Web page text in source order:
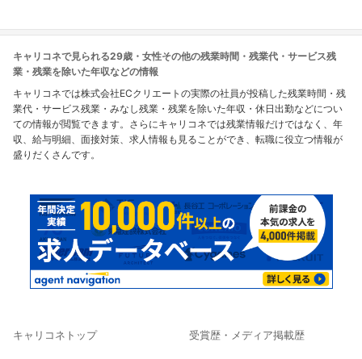
キャリコネで見られる29歳・女性その他の残業時間・残業代・サービス残
業・残業を除いた年収などの情報
キャリコネでは株式会社ECクリエートの実際の社員が投稿した残業時間・残
業代・サービス残業・みなし残業・残業を除いた年収・休日出勤などについ
ての情報が閲覧できます。さらにキャリコネでは残業情報だけではなく、年
収、給与明細、面接対策、求人情報も見ることができ、転職に役立つ情報が
盛りだくさんです。
キャリコネトップ 受賞歴・メディア掲載歴